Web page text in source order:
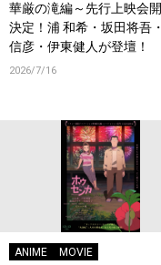
華厳の滝編～先行上映会
決定！浦 和希・坂田将吾
信彦・伊東健人が登壇！
2026/7/16
ANIME MOVIE